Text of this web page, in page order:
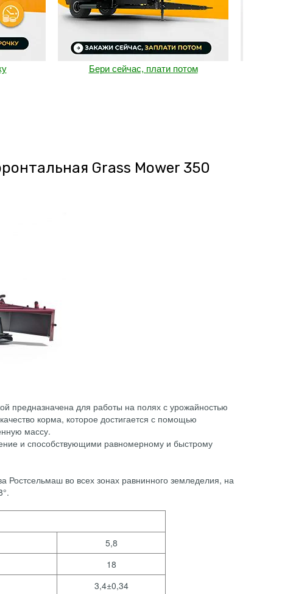
Бери сейчас, плати потом
Grass Mower 350
предназначена для работы на полях с урожайностью
корма, которое достигается с помощью
массу.
и способствующими равномерному и быстрому
Ростсельмаш во всех зонах равнинного земледелия, на
5,8
18
3,4±0,34